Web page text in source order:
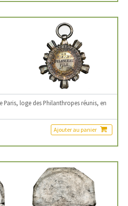
Paris, loge des Philanthropes réunis, en
Ajouter au panier